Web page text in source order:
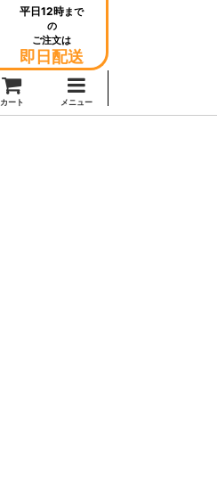
平日12時まで
の
ご注文は
即日配送
カート メニュー